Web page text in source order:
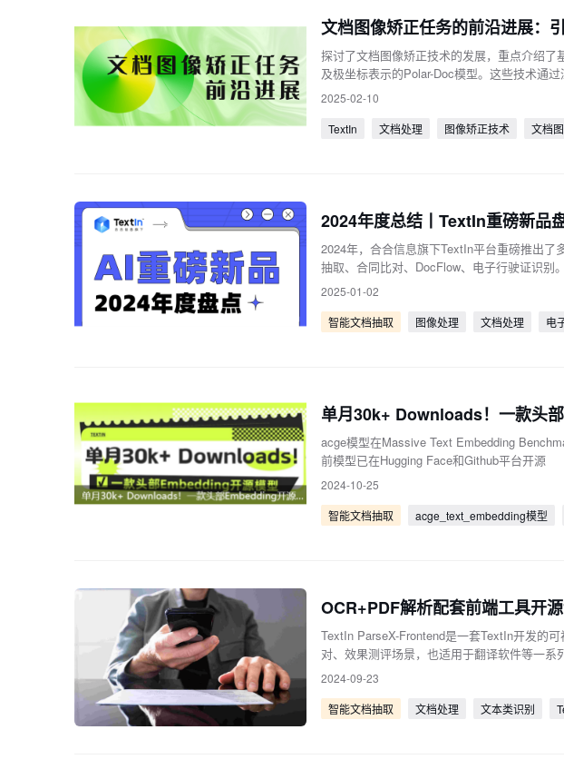
探讨了文档图像矫正技术的发展，重点介绍了
及极坐标表示的Polar-Doc模型。这些技术通
棒性，适用于复杂场景，为文档分析和信息提
2025-02-10
TextIn
文档处理 图像矫正技术 文档
2024年度总结丨TextIn重磅新品
2024年，合合信息旗下TextIn平台重磅推出
抽取、合同比对、DocFlow、电子行驶证识别。
2025-01-02
智能文档抽取
图像处理 文档处理 电
单月30k+ Downloads！一款头
acge模型在Massive Text Embedding
前模型已在Hugging Face和Github平台开源
2024-10-25
智能文档抽取
acge_text_embedding模型
OCR+PDF解析配套前端工具开源
TextIn ParseX-Frontend是一套TextIn开发的
对、效果测评场景，也适用于翻译软件等一
React框架，能够清晰全面地展示解析结果，
2024-09-23
智能文档抽取
文档处理 文本类识别